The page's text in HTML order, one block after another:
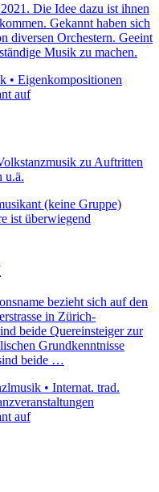
Die Idee dazu ist ihnen
Gekannt haben sich
diversen Orchestern. Geeint
Musik zu machen.
• Eigenkompositionen
auf
zu Auftritten
u.ä.
(keine Gruppe)
ist überwiegend
bezieht sich auf den
in Zürich-
beide Quereinsteiger zur
Grundkenntnisse
beide …
• Internat. trad.
auf